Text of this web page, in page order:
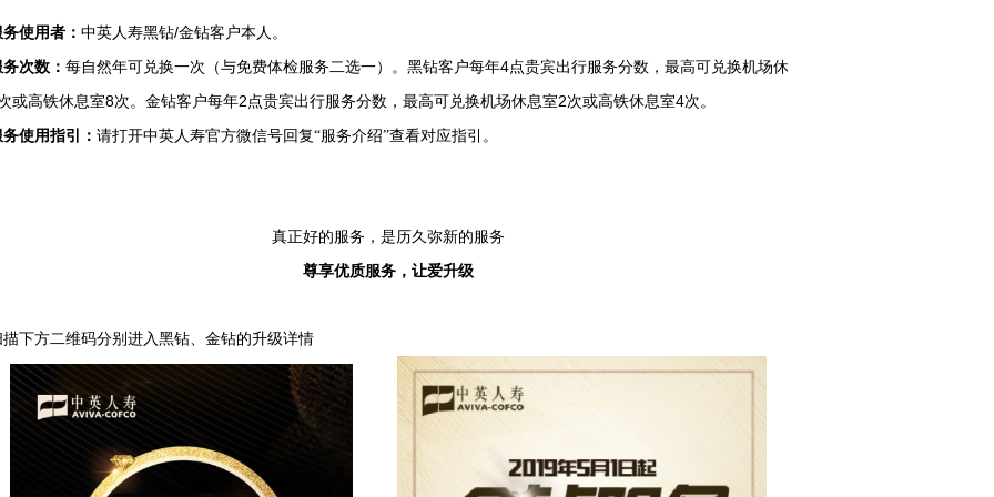
使用者： 中英人寿黑钻/金钻客户本人。
次数： 每自然年可兑换一次（与免费体检服务二选一）。黑钻客户每年4点贵宾出行服务分数，最高可兑换机场休
或高铁休息室8次。金钻客户每年2点贵宾出行服务分数，最高可兑换机场休息室2次或高铁休息室4次。
使用指引： 请打开中英人寿官方微信号回复“服务介绍”查看对应指引。
真正好的服务，是历久弥新的服务
尊享优质服务，让爱升级
描下方二维码分别进入黑钻、金钻的升级详情